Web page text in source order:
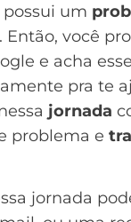
possui um
Então, você
e acha
pra te
jornada
problema e
jornada